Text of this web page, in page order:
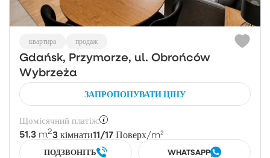
квартира продаж
Gdańsk, Przymorze, ul. Obrońców
Wybrzeża
ЗАПРОПОНУВАТИ ЦІНУ
Щомісячний платіж:
51.3 m23 кімнати11/17 Поверх/m²
ПОДЗВОНІТЬ WHATSAPP